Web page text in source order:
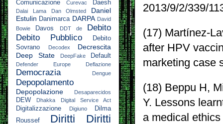
2013/9/2/339/
(17) Martínez-
after HPV
marketing case
(18) Beppu H,
Y. Lessons
a medical
Comunicazione
Curevac Daesh
Dalai Lama Dan Olmsted
Daniel
Estulin Danimarca DARPA David
Bowie
Davos DDT de
Debito
Debito Pubblico
Debito
Sovrano
Decodex
Decrescita
Deep State
DeepFake Default
Defender Europe Deflazione
Democrazia Dengue
Depopolamento
Depopolazione Desaparecidos
DEW Dhakka Digital Service Act
Digitalizzazione Digiuno
Dilma
Roussef
Diritti
Diritti